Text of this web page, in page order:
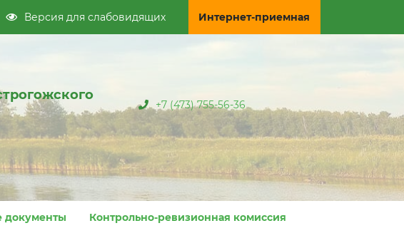
Версия для слабовидящих Интернет-приемная
+7 (473) 755-56-36
Контрольно-ревизионная комиссия